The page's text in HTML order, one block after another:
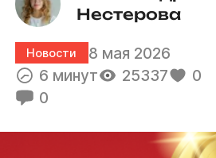
Нестерова
Новости
8 мая 2026
6 минут
25337
0
0